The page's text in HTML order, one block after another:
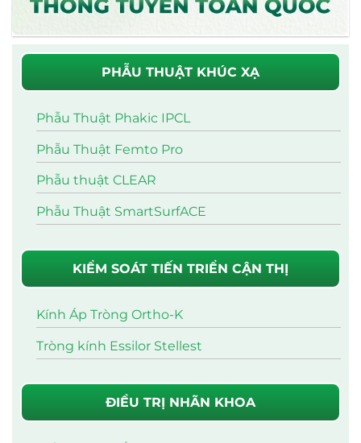
PHẪU THUẬT KHÚC XẠ
Phẫu Thuật Phakic IPCL
Phẫu Thuật Femto Pro
Phẫu thuật CLEAR
Phẫu Thuật SmartSurfACE
KIỂM SOÁT TIẾN TRIỂN CẬN THỊ
Kính Áp Tròng Ortho-K
Tròng kính Essilor Stellest
ĐIỀU TRỊ NHÃN KHOA